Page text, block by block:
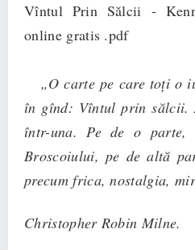
Vîntul Prin Sălcii -
online gratis .pdf
„O carte pe care toți o
în gînd: Vîntul prin sălcii.
într-una. Pe de o parte,
Broscoiului, pe de altă
precum frica, nostalgia,
Christopher Robin Milne.